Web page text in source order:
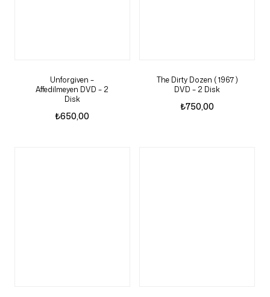
Unforgiven –
Affedilmeyen DVD – 2
Disk
₺650,00
The Dirty Dozen ( 1967 )
DVD – 2 Disk
₺750,00